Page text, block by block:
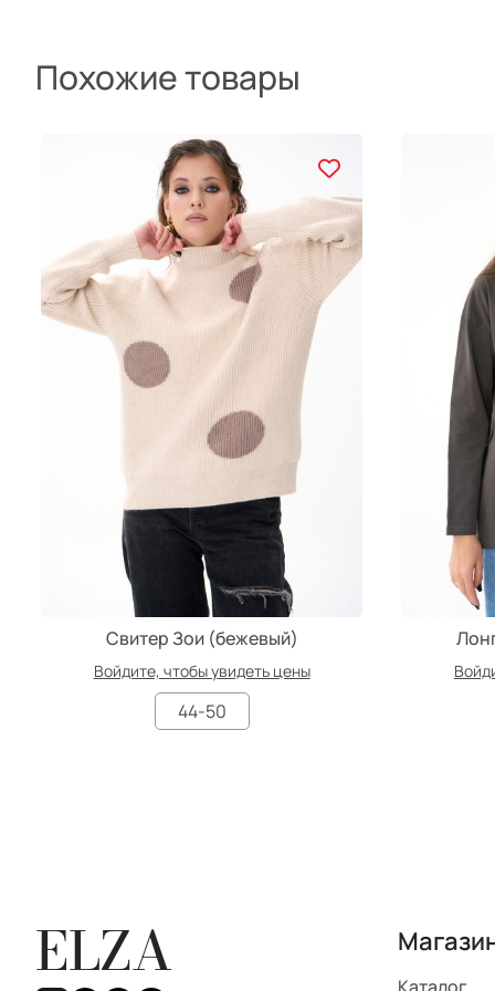
Похожие товары
Свитер Зои (бежевый)
Войдите, чтобы увидеть цены
44-50
ELZA